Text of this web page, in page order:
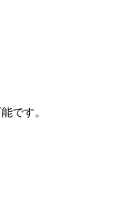
です。